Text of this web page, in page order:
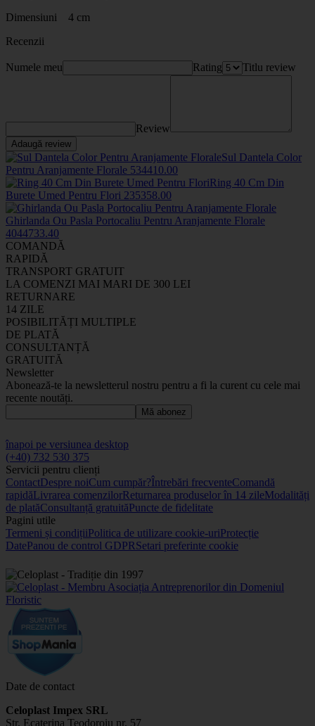
Dimensiuni 4 cm
Recenzii
Numele meu Rating Titlu review
Review
Adaugă review
Sul Dantela Color
Pentru Aranjamente Florale 534410.00
Ring 40 Cm Din
Burete Umed Pentru Flori 235358.00
Ghirlanda Ou Pasla Portocaliu Pentru Aranjamente Florale
4044733.40
COMANDĂ
RAPIDĂ
TRANSPORT GRATUIT
LA COMENZI MAI MARI DE 300 LEI
RETURNARE
14 ZILE
POSIBILITĂȚI MULTIPLE
DE PLATĂ
CONSULTANȚĂ
GRATUITĂ
Newsletter
Abonează-te la newsletterul nostru pentru a fi la curent cu cele mai
recente noutăți.
Mă abonez
înapoi pe versiunea desktop
(+40) 732 530 375
Servicii pentru clienți
ContactDespre noiCum cumpăr?Întrebări frecventeComandă
rapidăLivrarea comenzilorReturnarea produselor în 14 zileModalități
de platăConsultanță gratuităPuncte de fidelitate
Pagini utile
Termeni și condițiiPolitica de utilizare cookie-uriProtecție
DatePanou de control GDPRSetari preferinte cookie
Date de contact
Celoplast Impex SRL
Str. Ecaterina Teodoroiu nr. 57